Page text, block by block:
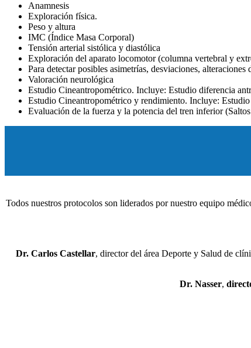
Anamnesis
Exploración física.
Peso y altura
IMC (Índice Masa Corporal)
Tensión arterial sistólica y diastólica
Exploración del aparato locomotor (columna vertebral y
Para detectar posibles asimetrías, desviaciones,
Valoración neurológica
Estudio Cineantropométrico. Incluye: Estudio diferencia
Estudio Cineantropométrico y rendimiento. Incluye:
Evaluación de la fuerza y la potencia del tren inferior
Todos nuestros protocolos son liderados por nuestro equipo
Dr. Carlos Castellar, director del área Deporte y Salud de
Dr. Nasser,